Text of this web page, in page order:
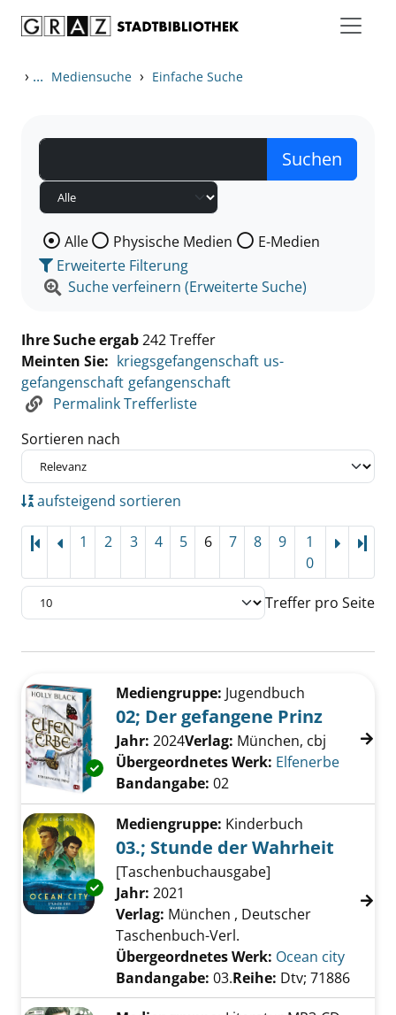
› ... Mediensuche › Einfache Suche
Wählen Sie die Medienart nach der Sie suchen wollen.
Alle Physische Medien
E-Medien
Erweiterte Filterung
Suche verfeinern (Erweiterte Suche)
Ihre Suche ergab242 Treffer
Meinten Sie: kriegsgefangenschaft us-
gefangenschaft gefangenschaft
Permalink Trefferliste
Sortieren nach
aufsteigend sortieren
1 2 3 4 5 6 7 8 9
1
0
Treffer pro Seite
Zu den Suchfiltern springen
Exemplar-Details von 02; Der gefangene
Mediengruppe: Jugendbuch
02; Der gefangene Prinz
Suche nach diesem Verfasser
Jahr: 2024Verlag: München, cbj
Übergeordnetes Werk: Elfenerbe
Bandangabe: 02
Exemplar-Details von 03.; Stunde der
Mediengruppe: Kinderbuch
03.; Stunde der Wahrheit
[Taschenbuchausgabe]
Suche nach diesem Verfasser
Jahr: 2021
Verlag: München , Deutscher
Taschenbuch-Verl.
Übergeordnetes Werk: Ocean city
Bandangabe: 03.Reihe: Dtv; 71886